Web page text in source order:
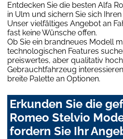
Entdecken Sie die besten Alfa
in Ulm und sichern Sie sich
Unser vielfältiges Angebot an
fast keine Wünsche offen.
Ob Sie ein brandneues Modell
technologischen Features
preiswertes, aber qualitativ
Gebrauchtfahrzeug
breite Palette an Optionen.
Erkunden Sie die
Romeo Stelvio
fordern Sie Ihr